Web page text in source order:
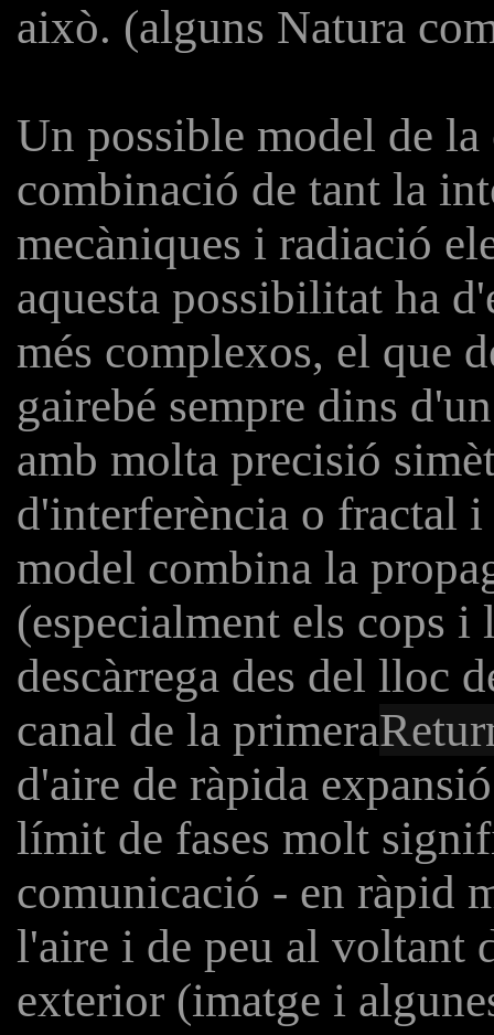
això. (alguns Natura
Un possible model de
combinació de tant la
mecàniques i radiació
aquesta possibilitat ha
més complexos, el que
gairebé sempre dins
amb molta precisió
d'interferència o fractal
model combina la
(especialment els cops i
descàrrega des del lloc
canal de la primera
d'aire de ràpida
límit de fases molt
comunicació - en ràpid
l'aire i de peu al voltant
exterior (imatge i